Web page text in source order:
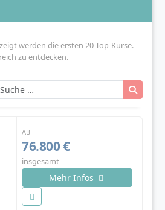
werden die ersten 20 Top-Kurse.
zu entdecken.
AB
76.800 €
insgesamt
Mehr Infos